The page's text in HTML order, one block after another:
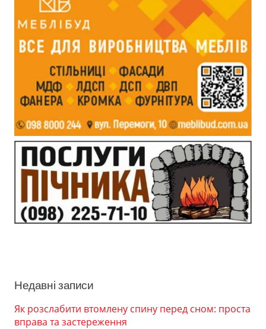
Недавні записи
Як розслабити втомлену спину перед сном: проста
вправа та застереження